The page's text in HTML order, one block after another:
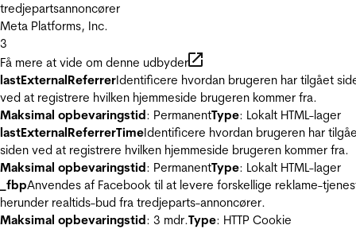
tredjepartsannoncører
Meta Platforms, Inc.
3
Få mere at vide om denne udbyder
lastExternalReferrerIdentificere hvordan brugeren har tilgået
ved at registrere hvilken hjemmeside brugeren kommer fra.
Maksimal opbevaringstid: PermanentType: Lokalt HTML-lager
lastExternalReferrerTimeIdentificere hvordan brugeren har
siden ved at registrere hvilken hjemmeside brugeren kommer fra.
Maksimal opbevaringstid: PermanentType: Lokalt HTML-lager
_fbpAnvendes af Facebook til at levere forskellige reklame-
herunder realtids-bud fra tredjeparts-annoncører.
Maksimal opbevaringstid: 3 mdr.Type: HTTP Cookie